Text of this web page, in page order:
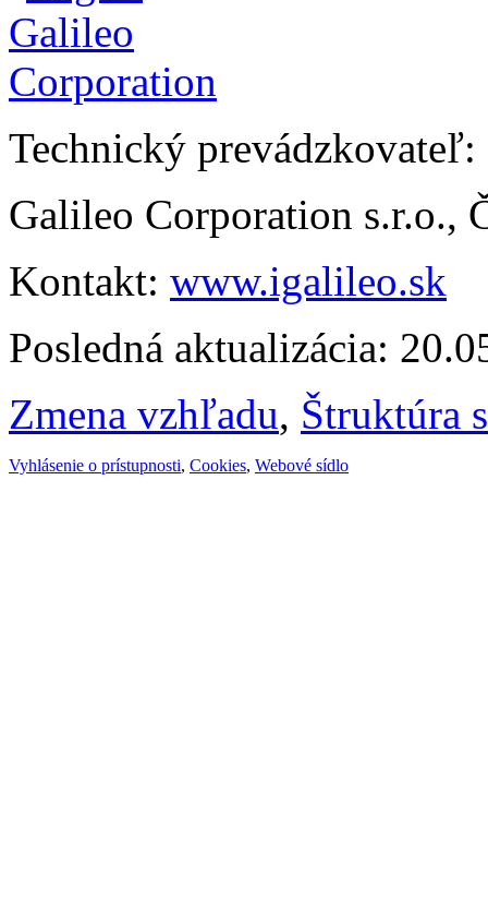
Technický prevádzkovateľ:
Galileo Corporation s.r.o.,
Kontakt: www.igalileo.sk
Posledná aktualizácia:
Zmena vzhľadu, Štruktúra
Vyhlásenie o prístupnosti, Cookies, Webové sídlo